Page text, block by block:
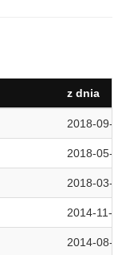
z dnia
2018-09-
2018-05-
2018-03-
2014-11-
2014-08-